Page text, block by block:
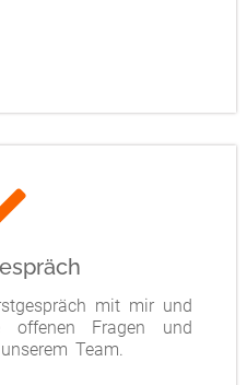
mit mir und
offenen Fragen und
Team.